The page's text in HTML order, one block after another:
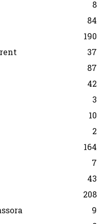
8
84
190
37
87
42
3
10
2
164
7
43
208
9